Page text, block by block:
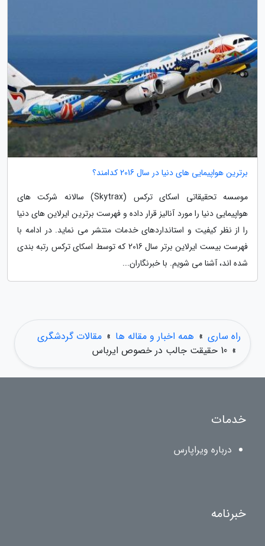
برترین هواپیمایی های دنیا در سال 2016 کدامند؟
موسسه تحقیقاتی اسکای ترکس (Skytrax) سالانه شرکت های
هواپیمایی دنیا را مورد آنالیز قرار داده و فهرست برترین ایرلاین های دنیا
را از نظر کیفیت و استانداردهای خدمات منتشر می نماید. در ادامه با
فهرست بیست ایرلاین برتر سال 2016 که توسط اسکای ترکس رتبه بندی
شده اند، آشنا می شویم. با خبرنگاران...
راه ساری » همه اخبار و مقاله ها » مقالات گردشگری
» 10 حقیقت جالب در خصوص ایرباس
خدمات
درباره ویراپارس
خبرنامه